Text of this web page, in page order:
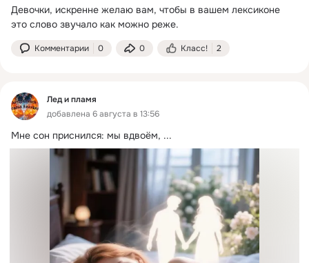
Девочки, искренне желаю вам, чтобы в вашем лексиконе
это слово звучало как можно реже.
Комментарии 0 0 Класс! 2
Лед и пламя
добавлена 6 августа в 13:56
Мне сон приснился: мы вдвоём, ...